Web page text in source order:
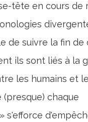
tête en cours de
de suivre la fin de
ils sont liés à la
les humains et
(presque) chaque
s'efforce